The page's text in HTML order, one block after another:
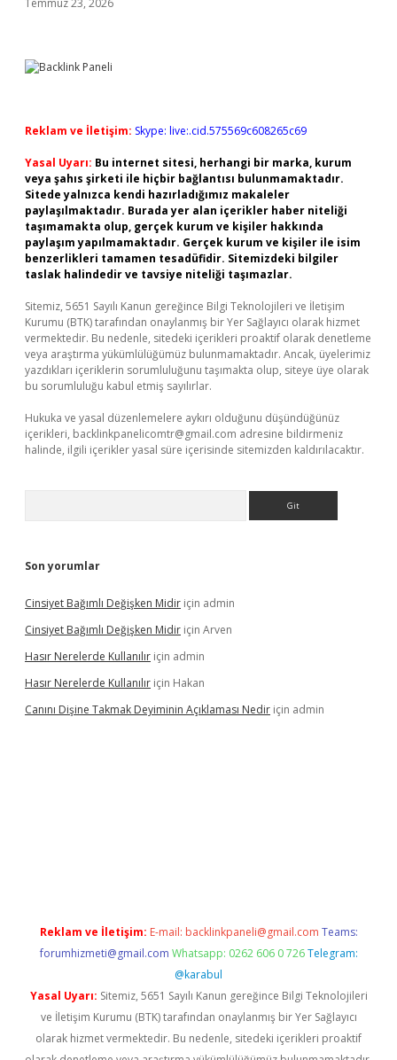
Temmuz 23, 2026
Reklam ve İletişim: Skype: live:.cid.575569c608265c69
Yasal Uyarı: Bu internet sitesi, herhangi bir marka, kurum
veya şahıs şirketi ile hiçbir bağlantısı bulunmamaktadır.
Sitede yalnızca kendi hazırladığımız makaleler
paylaşılmaktadır. Burada yer alan içerikler haber niteliği
taşımamakta olup, gerçek kurum ve kişiler hakkında
paylaşım yapılmamaktadır. Gerçek kurum ve kişiler ile isim
benzerlikleri tamamen tesadüfidir. Sitemizdeki bilgiler
taslak halindedir ve tavsiye niteliği taşımazlar.
Sitemiz, 5651 Sayılı Kanun gereğince Bilgi Teknolojileri ve İletişim
Kurumu (BTK) tarafından onaylanmış bir Yer Sağlayıcı olarak hizmet
vermektedir. Bu nedenle, sitedeki içerikleri proaktif olarak denetleme
veya araştırma yükümlülüğümüz bulunmamaktadır. Ancak, üyelerimiz
yazdıkları içeriklerin sorumluluğunu taşımakta olup, siteye üye olarak
bu sorumluluğu kabul etmiş sayılırlar.
Hukuka ve yasal düzenlemelere aykırı olduğunu düşündüğünüz
içerikleri, backlinkpanelicomtr@gmail.com adresine bildirmeniz
halinde, ilgili içerikler yasal süre içerisinde sitemizden kaldırılacaktır.
Son yorumlar
Cinsiyet Bağımlı Değişken Midir için admin
Cinsiyet Bağımlı Değişken Midir için Arven
Hasır Nerelerde Kullanılır için admin
Hasır Nerelerde Kullanılır için Hakan
Canını Dişine Takmak Deyiminin Açıklaması Nedir için admin
Reklam ve İletişim: E-mail: backlinkpaneli@gmail.com Teams:
forumhizmeti@gmail.com Whatsapp: 0262 606 0 726 Telegram:
@karabul
Yasal Uyarı: Sitemiz, 5651 Sayılı Kanun gereğince Bilgi Teknolojileri
ve İletişim Kurumu (BTK) tarafından onaylanmış bir Yer Sağlayıcı
olarak hizmet vermektedir. Bu nedenle, sitedeki içerikleri proaktif